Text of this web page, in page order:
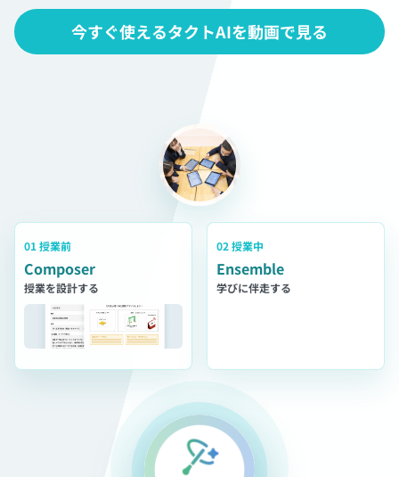
お知らせ今すぐ使えるタクトAIを動画で見る
01 授業前
Composer
授業を設計する
02 授業中
Ensemble
学びに伴走する